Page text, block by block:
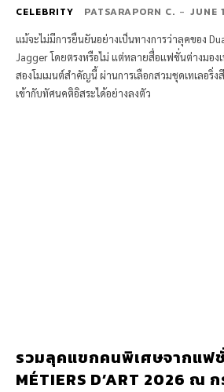
CELEBRITY PATSARAPORN C. - JUNE
แม้จะไม่มีการยืนยันอย่างเป็นทางการว่าลุคของ
Jagger โดยตรงหรือไม่ แต่หลายสื่อแฟชั่นต่างมอง
สองโมเมนต์สำคัญนี้ ผ่านการเลือกสวมชุดเทเลอริ่
เข้ากับทัศนคติอิสระได้อย่างลงตัว
รวมลุคแขกคนพิเศษจากแฟชั่
MÉTIERS D’ART 2026 ณ